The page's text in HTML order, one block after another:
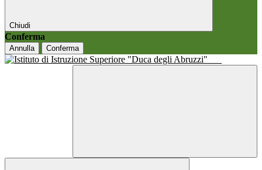
Chiudi
Conferma
Annulla Conferma